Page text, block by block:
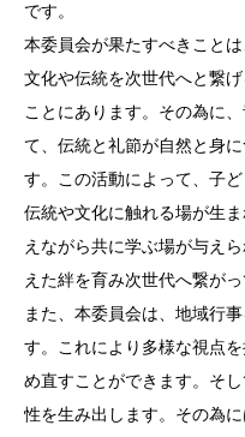
です。
本委員会が果たすべきこと
文化や伝統を次世代へと繋
ことにあります。その為に
て、伝統と礼節が自然と身
す。この活動によって、子
伝統や文化に触れる場が生
えながら共に学ぶ場が与え
えた絆を育み次世代へ繋がっ
また、本委員会は、地域行
す。これにより多様な視点
め直すことができます。そ
性を生み出します。その為